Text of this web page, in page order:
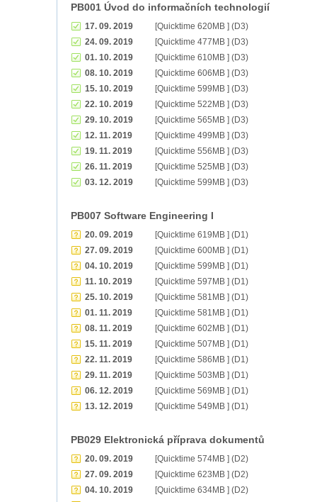
PB001 Úvod do informačních technologií
17. 09. 2019
[Quicktime 620MB ] (D3)
24. 09. 2019
[Quicktime 477MB ] (D3)
01. 10. 2019
[Quicktime 610MB ] (D3)
08. 10. 2019
[Quicktime 606MB ] (D3)
15. 10. 2019
[Quicktime 599MB ] (D3)
22. 10. 2019
[Quicktime 522MB ] (D3)
29. 10. 2019
[Quicktime 565MB ] (D3)
12. 11. 2019
[Quicktime 499MB ] (D3)
19. 11. 2019
[Quicktime 556MB ] (D3)
26. 11. 2019
[Quicktime 525MB ] (D3)
03. 12. 2019
[Quicktime 599MB ] (D3)
PB007 Software Engineering I
20. 09. 2019
[Quicktime 619MB ] (D1)
27. 09. 2019
[Quicktime 600MB ] (D1)
04. 10. 2019
[Quicktime 599MB ] (D1)
11. 10. 2019
[Quicktime 597MB ] (D1)
25. 10. 2019
[Quicktime 581MB ] (D1)
01. 11. 2019
[Quicktime 581MB ] (D1)
08. 11. 2019
[Quicktime 602MB ] (D1)
15. 11. 2019
[Quicktime 507MB ] (D1)
22. 11. 2019
[Quicktime 586MB ] (D1)
29. 11. 2019
[Quicktime 503MB ] (D1)
06. 12. 2019
[Quicktime 569MB ] (D1)
13. 12. 2019
[Quicktime 549MB ] (D1)
PB029 Elektronická příprava dokumentů
20. 09. 2019
[Quicktime 574MB ] (D2)
27. 09. 2019
[Quicktime 623MB ] (D2)
04. 10. 2019
[Quicktime 634MB ] (D2)